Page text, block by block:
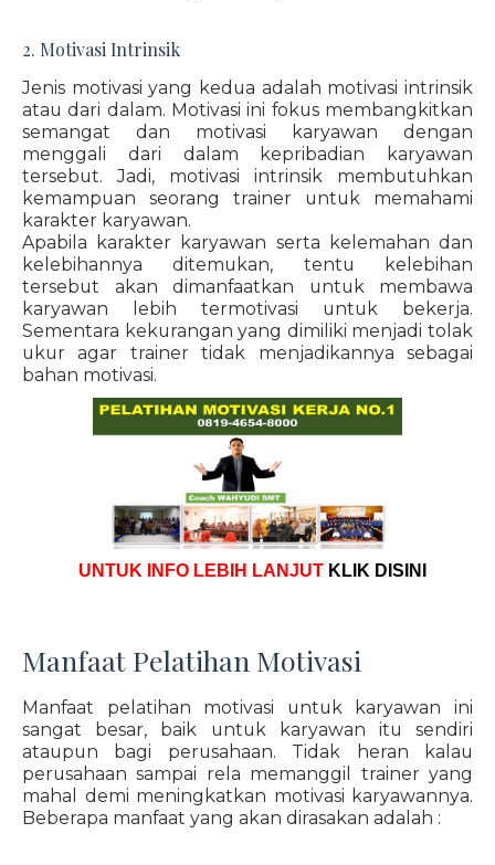
2. Motivasi Intrinsik
Jenis motivasi yang kedua adalah motivasi intrinsik
atau dari dalam. Motivasi ini fokus membangkitkan
semangat dan motivasi karyawan dengan
menggali dari dalam kepribadian karyawan
tersebut. Jadi, motivasi intrinsik membutuhkan
kemampuan seorang trainer untuk memahami
karakter karyawan.
Apabila karakter karyawan serta kelemahan dan
kelebihannya ditemukan, tentu kelebihan
tersebut akan dimanfaatkan untuk membawa
karyawan lebih termotivasi untuk bekerja.
Sementara kekurangan yang dimiliki menjadi tolak
ukur agar trainer tidak menjadikannya sebagai
bahan motivasi.
UNTUK INFO LEBIH LANJUT KLIK DISINI
Manfaat Pelatihan Motivasi
Manfaat pelatihan motivasi untuk karyawan ini
sangat besar, baik untuk karyawan itu sendiri
ataupun bagi perusahaan. Tidak heran kalau
perusahaan sampai rela memanggil trainer yang
mahal demi meningkatkan motivasi karyawannya.
Beberapa manfaat yang akan dirasakan adalah :